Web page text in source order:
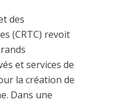
des
(CRTC) revoit
et services de
la création de
Dans une